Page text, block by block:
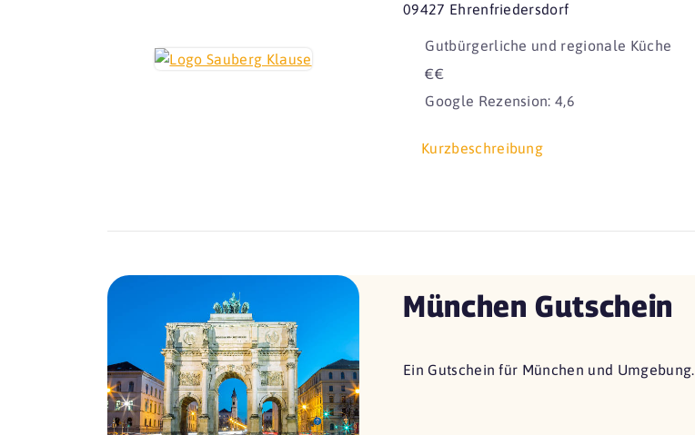
09427 Ehrenfriedersdorf
Gutbürgerliche und regionale Küche
€€
Google Rezension: 4,6
Kurzbeschreibung
München Gutschein
Ein Gutschein für München und Umgebung.